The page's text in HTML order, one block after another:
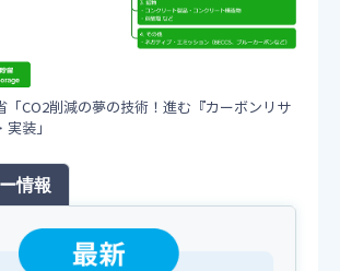
「CO2削減の夢の技術！進む『カーボンリサ
装」
情報